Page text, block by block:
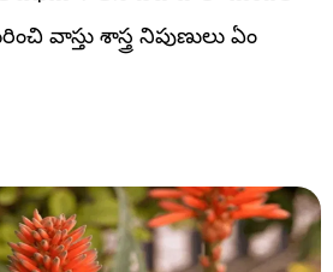
వాస్తు శాస్త్ర నిపుణులు ఏం